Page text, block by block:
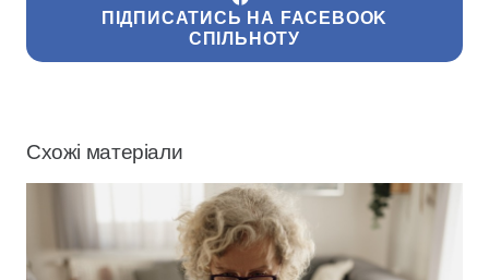
ПІДПИСАТИСЬ НА FACEBOOK
СПІЛЬНОТУ
Схожі матеріали